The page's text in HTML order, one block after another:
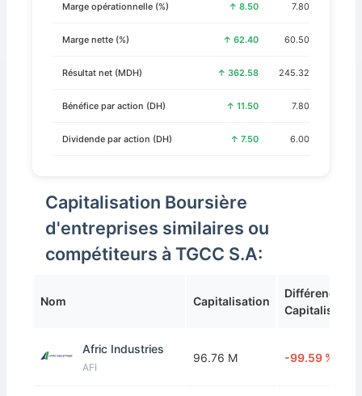
Marge opérationnelle (%) ↑ 8.50 7.80
Marge nette (%) ↑ 62.40 60.50
Résultat net (MDH) ↑ 362.58 245.32
Bénéfice par action (DH) ↑ 11.50 7.80
Dividende par action (DH) ↑ 7.50 6.00
Capitalisation Boursière
d'entreprises similaires ou
compétiteurs à TGCC S.A:
Nom Capitalisation
Différence de
Capitalisation
Afric Industries
AFI
96.76 M -99.59 %